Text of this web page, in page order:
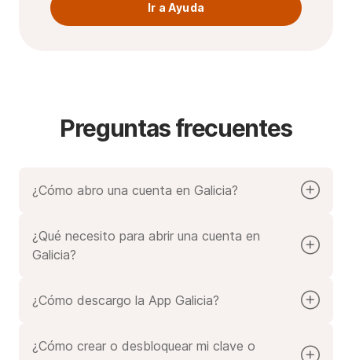
Ir a Ayuda
Preguntas frecuentes
¿Cómo abro una cuenta en Galicia?
Seleccioná "Abrir cuenta".
Completá el formulario ¡y listo"
¿Qué necesito para abrir una cuenta en
Galicia?
Ingresos mínimos mensuales según el tipo de
Antigüedad laboral mínima de 6 meses.
Si trabajás en relación de dependencia: DNI,
¿Cómo descargo la App Galicia?
¿Cómo crear o desbloquear mi clave o